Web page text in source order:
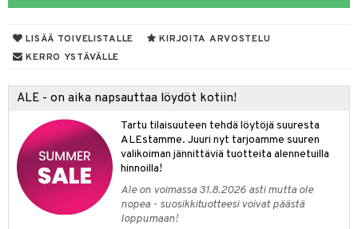
LISÄÄ TOIVELISTALLE
KIRJOITA ARVOSTELU
KERRO YSTÄVÄLLE
ALE - on aika napsauttaa löydöt kotiin!
Tartu tilaisuuteen tehdä löytöjä suuresta
ALEstamme. Juuri nyt tarjoamme suuren
valikoiman jännittäviä tuotteita alennetuilla
hinnoilla!
Ale on voimassa 31.8.2026 asti mutta ole
nopea - suosikkituotteesi voivat päästä
loppumaan!
& Tarvikkeet
vuoto
& Kutina
poisto
Tamppoonit
iholla
& Lämpö
& Ovulointi
Vahvuus